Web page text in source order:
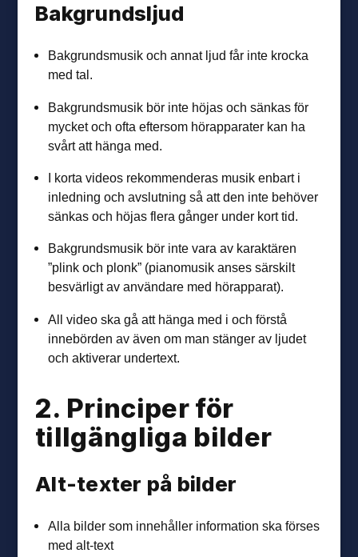
Bakgrundsljud
Bakgrundsmusik och annat ljud får inte krocka
med tal.
Bakgrundsmusik bör inte höjas och sänkas för
mycket och ofta eftersom hörapparater kan ha
svårt att hänga med.
I korta videos rekommenderas musik enbart i
inledning och avslutning så att den inte behöver
sänkas och höjas flera gånger under kort tid.
Bakgrundsmusik bör inte vara av karaktären
”plink och plonk” (pianomusik anses särskilt
besvärligt av användare med hörapparat).
All video ska gå att hänga med i och förstå
innebörden av även om man stänger av ljudet
och aktiverar undertext.
2. Principer för
tillgängliga bilder
Alt-texter på bilder
Alla bilder som innehåller information ska förses
med alt-text